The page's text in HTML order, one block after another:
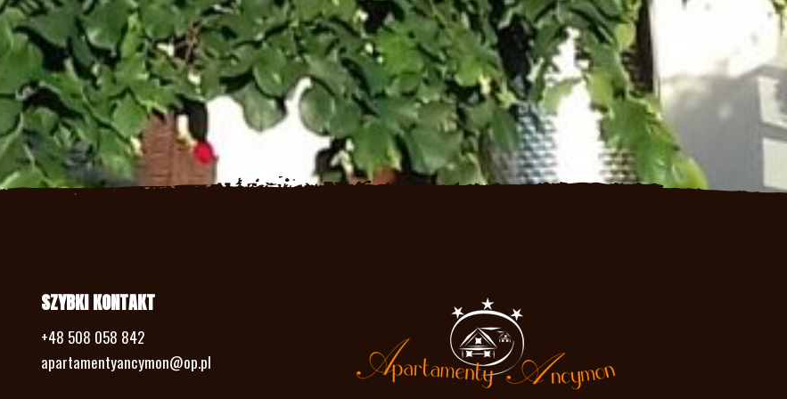
SZYBKI KONTAKT
+48 508 058 842
apartamentyancymon@op.pl